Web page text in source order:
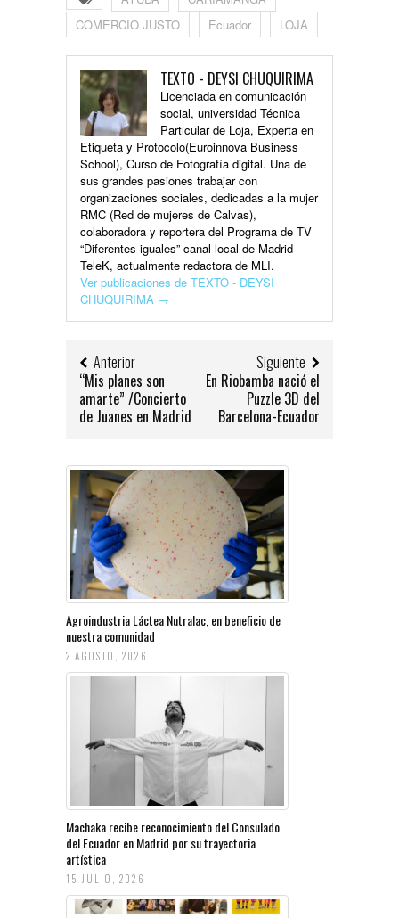
COMERCIO JUSTO
Ecuador LOJA
TEXTO - DEYSI CHUQUIRIMA
Licenciada en comunicación
social, universidad Técnica
Particular de Loja, Experta en
Etiqueta y Protocolo(Euroinnova Business
School), Curso de Fotografía digital. Una de
sus grandes pasiones trabajar con
organizaciones sociales, dedicadas a la mujer
RMC (Red de mujeres de Calvas),
colaboradora y reportera del Programa de TV
“Diferentes iguales” canal local de Madrid
TeleK, actualmente redactora de MLI.
Ver publicaciones de TEXTO - DEYSI
CHUQUIRIMA →
Anterior
“Mis planes son
amarte” /Concierto
de Juanes en Madrid
Siguiente
En Riobamba nació el
Puzzle 3D del
Barcelona-Ecuador
Agroindustria Láctea Nutralac, en beneficio de
nuestra comunidad
2 AGOSTO, 2026
Machaka recibe reconocimiento del Consulado
del Ecuador en Madrid por su trayectoria
artística
15 JULIO, 2026